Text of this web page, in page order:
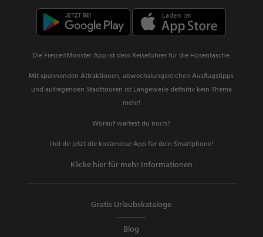
Die FreizeitMonster App ist dein Reiseführer für die Hosentasche.
Mit spannenden Attraktionen, abwechslungsreichen Ausflugstipps
und aufregenden Stadttouren ist Langeweile definitiv kein Thema
mehr!
Worauf wartest du noch?
Hol dir jetzt die kostenlose App für dein Smartphone!
Klicke hier für mehr Informationen
Gratis Urlaubskataloge
Blog